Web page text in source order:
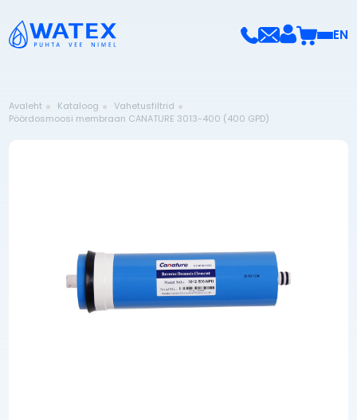
EN
Avaleht Kataloog
Vahetusfiltrid
Pöördosmoosi membraan CANATURE 3013-400 (400 GPD)